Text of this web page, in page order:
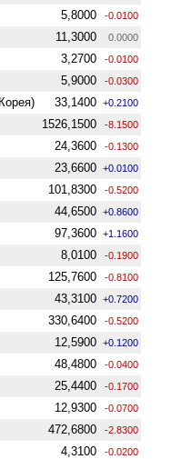
5,8000 -0.0100
11,3000 0.0000
3,2700 -0.0100
5,9000 -0.0300
33,1400 +0.2100
1526,1500 -8.1500
24,3600 -0.1300
23,6600 +0.0100
101,8300 -0.5200
44,6500 +0.8600
97,3600 +1.1600
8,0100 -0.1900
125,7600 -0.8100
43,3100 +0.7200
330,6400 -0.5200
12,5900 +0.1200
48,4800 -0.0400
25,4400 -0.1700
12,9300 -0.0700
472,6800 -2.8300
4,3100 -0.0200